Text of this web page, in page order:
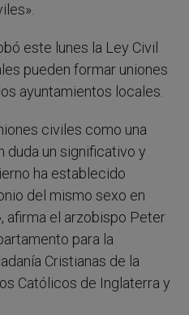
este lunes la Ley Civil
pueden formar uniones
ayuntamientos locales.
civiles como una
duda un significativo y
ha establecido
del mismo sexo en
afirma el arzobispo Peter
para la
Cristianas de la
Católicos de Inglaterra y